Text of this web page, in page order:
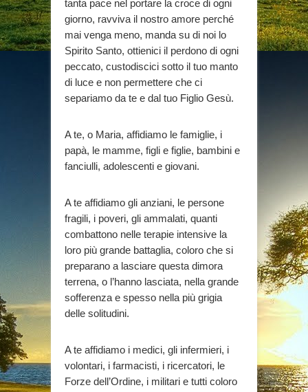
tanta pace nel portare la croce di ogni
giorno, ravviva il nostro amore perché
mai venga meno, manda su di noi lo
Spirito Santo, ottienici il perdono di ogni
peccato, custodiscici sotto il tuo manto
di luce e non permettere che ci
separiamo da te e dal tuo Figlio Gesù.
A te, o Maria, affidiamo le famiglie, i
papà, le mamme, figli e figlie, bambini e
fanciulli, adolescenti e giovani.
A te affidiamo gli anziani, le persone
fragili, i poveri, gli ammalati, quanti
combattono nelle terapie intensive la
loro più grande battaglia, coloro che si
preparano a lasciare questa dimora
terrena, o l’hanno lasciata, nella grande
sofferenza e spesso nella più grigia
delle solitudini.
A te affidiamo i medici, gli infermieri, i
volontari, i farmacisti, i ricercatori, le
Forze dell’Ordine, i militari e tutti coloro